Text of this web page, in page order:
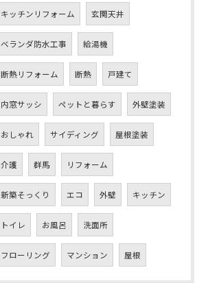
キッチンリフォーム 玄関天井
ベランダ防水工事 給湯機
断熱リフォーム 断熱 戸建て
内窓サッシ ペットと暮らす 外壁塗装
おしゃれ サイディング 屋根塗装
介護 群馬 リフォーム
新築そっくり エコ 外壁 キッチン
トイレ お風呂 洗面所
フローリング マンション 屋根